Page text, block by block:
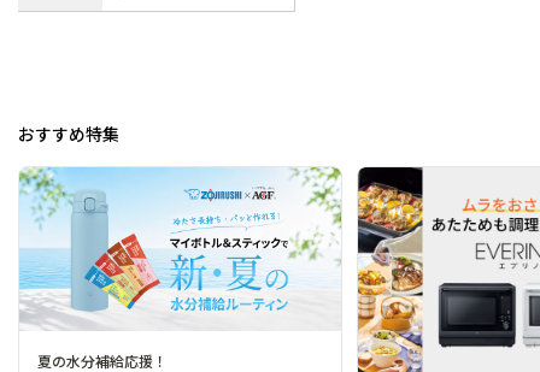
おすすめ特集
夏の水分補給応援！